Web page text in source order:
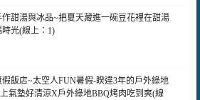
甜湯與冰品~把夏天藏進一碗豆花裡在甜湯
光(線上：1)
飯店~太空人FUN暑假-睽違3年的戶外綠地
氣墊好清涼X戶外綠地BBQ烤肉吃到爽(線